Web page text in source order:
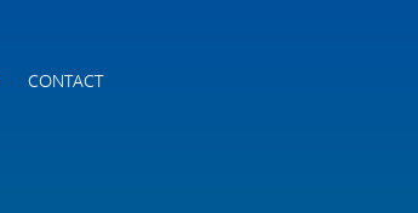
CONTACT